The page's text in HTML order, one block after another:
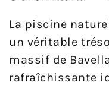
La piscine
un véritable
massif de
rafraîchissante